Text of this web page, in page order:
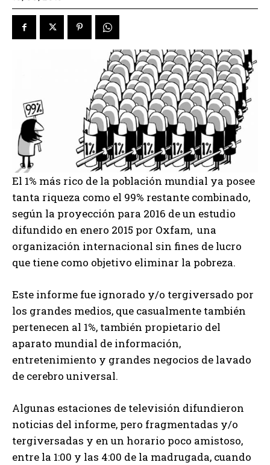
El 1% más rico de la población mundial ya posee
tanta riqueza como el 99% restante combinado,
según la proyección para 2016 de un estudio
difundido en enero 2015 por Oxfam, una
organización internacional sin fines de lucro
que tiene como objetivo eliminar la pobreza.
Este informe fue ignorado y/o tergiversado por
los grandes medios, que casualmente también
pertenecen al 1%, también propietario del
aparato mundial de información,
entretenimiento y grandes negocios de lavado
de cerebro universal.
Algunas estaciones de televisión difundieron
noticias del informe, pero fragmentadas y/o
tergiversadas y en un horario poco amistoso,
entre la 1:00 y las 4:00 de la madrugada, cuando